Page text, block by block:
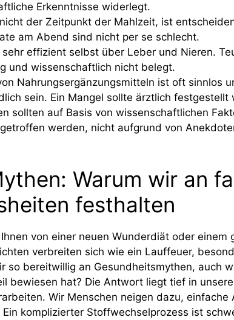
Erkenntnisse widerlegt.
der Zeitpunkt der Mahlzeit, ist
am Abend sind nicht per se schlecht.
effizient selbst über Leber und Nieren.
und wissenschaftlich nicht belegt.
Nahrungsergänzungsmitteln ist oft sinnlos
sein. Ein Mangel sollte ärztlich festgestellt
sollten auf Basis von wissenschaftlichen
werden, nicht aufgrund von
Warum wir an
festhalten
von einer neuen Wunderdiät oder einem
verbreiten sich wie ein Lauffeuer,
so bereitwillig an Gesundheitsmythen, auch
bewiesen hat? Die Antwort liegt tief in
Wir Menschen neigen dazu, einfache
komplizierter Stoffwechselprozess ist